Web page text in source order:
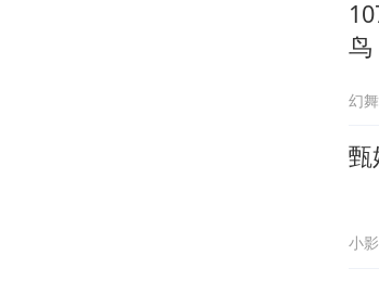
鸟
幻
甄
小